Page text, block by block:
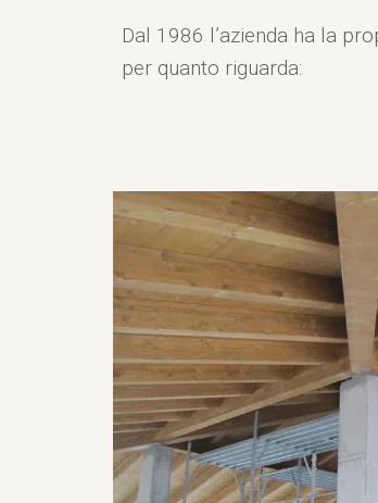
Dal 1986 l’azienda ha la
per quanto riguarda: